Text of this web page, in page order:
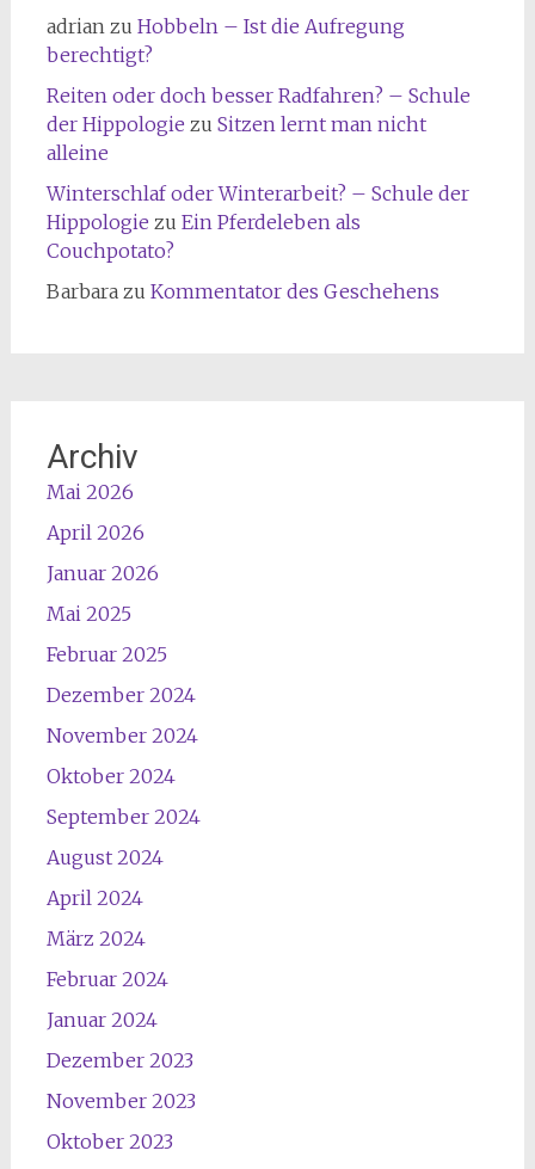
adrianzu Hobbeln – Ist die Aufregung
berechtigt?
Reiten oder doch besser Radfahren? – Schule
der Hippologie zu Sitzen lernt man nicht
alleine
Winterschlaf oder Winterarbeit? – Schule der
Hippologie zu Ein Pferdeleben als
Couchpotato?
Barbarazu Kommentator des Geschehens
Archiv
Mai 2026
April 2026
Januar 2026
Mai 2025
Februar 2025
Dezember 2024
November 2024
Oktober 2024
September 2024
August 2024
April 2024
März 2024
Februar 2024
Januar 2024
Dezember 2023
November 2023
Oktober 2023